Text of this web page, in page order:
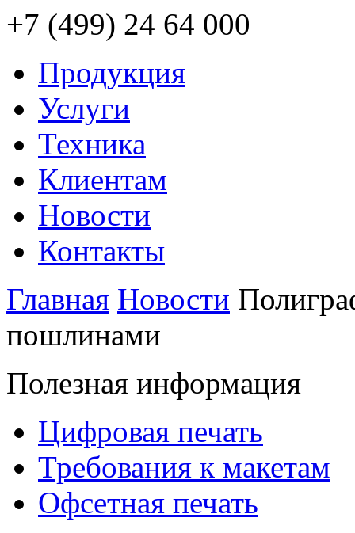
+7 (499) 24 64 000
Продукция
Услуги
Техника
Клиентам
Новости
Контакты
Главная Новости
пошлинами
Полезная информация
Цифровая печать
Требования к макетам
Офсетная печать